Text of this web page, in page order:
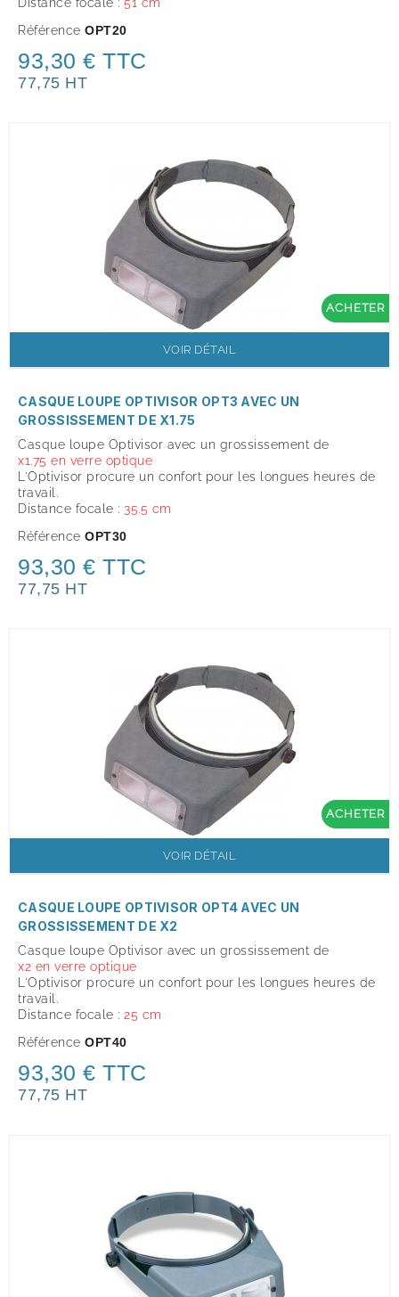
Référence OPT20
93,30 € TTC
77,75 HT
ACHETER
VOIR DÉTAIL
CASQUE LOUPE OPTIVISOR OPT3 AVEC UN
GROSSISSEMENT DE X1.75
Casque loupe Optivisor avec un grossissement de
x1.75 en verre optique
L'Optivisor procure un confort pour les longues heures de
travail.
Distance focale : 35.5 cm
Référence OPT30
93,30 € TTC
77,75 HT
ACHETER
VOIR DÉTAIL
CASQUE LOUPE OPTIVISOR OPT4 AVEC UN
GROSSISSEMENT DE X2
Casque loupe Optivisor avec un grossissement de
x2 en verre optique
L'Optivisor procure un confort pour les longues heures de
travail.
Distance focale : 25 cm
Référence OPT40
93,30 € TTC
77,75 HT